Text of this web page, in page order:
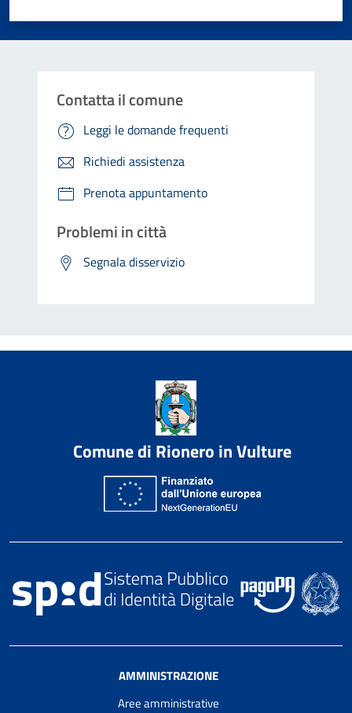
Contatta il comune
Leggi le domande frequenti
Richiedi assistenza
Prenota appuntamento
Problemi in città
Segnala disservizio
Comune di Rionero in Vulture
AMMINISTRAZIONE
Aree amministrative